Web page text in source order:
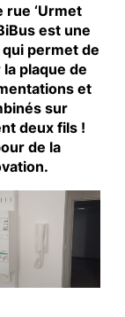
rue ‘Urmet
est une
permet de
plaque de
et
sur
deux fils !
de la